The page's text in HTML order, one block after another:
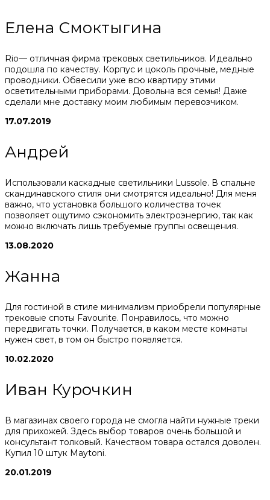
Елена Смоктыгина
Rio— отличная фирма трековых светильников. Идеально
подошла по качеству. Корпус и цоколь прочные, медные
проводники. Обвесили уже всю квартиру этими
осветительными приборами. Довольна вся семья! Даже
сделали мне доставку моим любимым перевозчиком.
17.07.2019
Андрей
Использовали каскадные светильники Lussole. В спальне
скандинавского стиля они смотрятся идеально! Для меня
важно, что установка большого количества точек
позволяет ощутимо сэкономить электроэнергию, так как
можно включать лишь требуемые группы освещения.
13.08.2020
Жанна
Для гостиной в стиле минимализм приобрели популярные
трековые споты Favourite. Понравилось, что можно
передвигать точки. Получается, в каком месте комнаты
нужен свет, в том он быстро появляется.
10.02.2020
Иван Курочкин
В магазинах своего города не смогла найти нужные треки
для прихожей. Здесь выбор товаров очень большой и
консультант толковый. Качеством товара остался доволен.
Купил 10 штук Maytoni.
20.01.2019